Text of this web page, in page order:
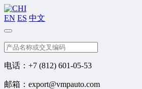
EN ES 中文
搜索
电话：+7 (812) 601-05-53
邮箱：export@vmpauto.com